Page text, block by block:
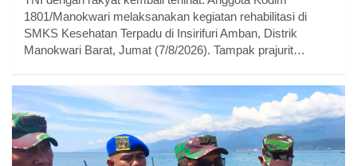
1801/Manokwari melaksanakan kegiatan rehabilitasi di
SMKS Kesehatan Terpadu di Insirifuri Amban, Distrik
Manokwari Barat, Jumat (7/8/2026). Tampak prajurit…